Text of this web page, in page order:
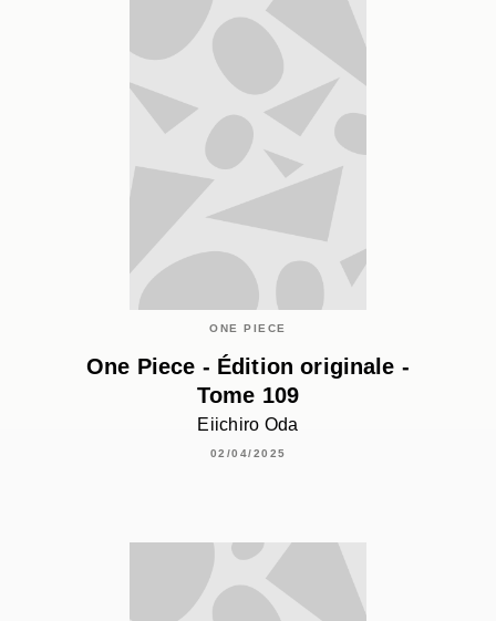
ONE PIECE
One Piece - Édition originale -
Tome 109
Eiichiro Oda
02/04/2025